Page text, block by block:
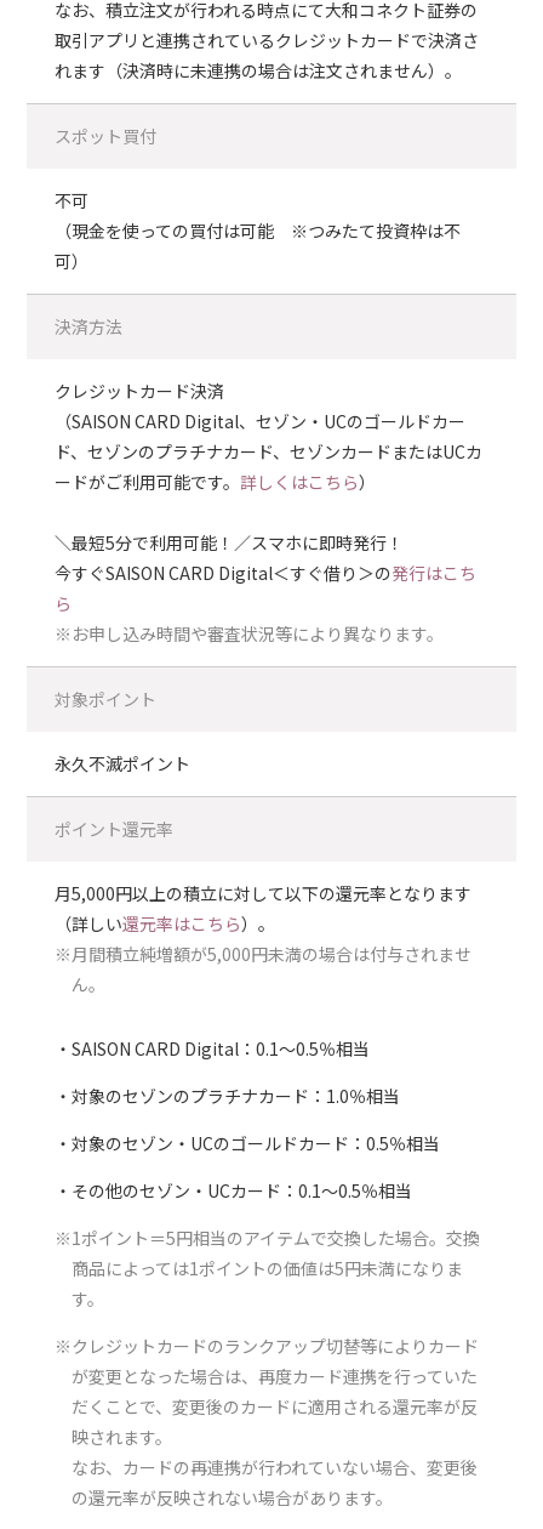
なお、積立注文が行われる時点にて大和コネクト証券の
取引アプリと連携されているクレジットカードで決済さ
れます（決済時に未連携の場合は注文されません）。
スポット買付
不可
（現金を使っての買付は可能 ※つみたて投資枠は不
可）
決済方法
クレジットカード決済
（SAISON CARD Digital、セゾン・UCのゴールドカー
ド、セゾンのプラチナカード、セゾンカードまたはUCカ
ードがご利用可能です。 詳しくはこちら）
＼最短5分で利用可能！／スマホに即時発行！
今すぐSAISON CARD Digital＜すぐ借り＞の発行はこち
ら
※お申し込み時間や審査状況等により異なります。
対象ポイント
永久不滅ポイント
ポイント還元率
月5,000円以上の積立に対して以下の還元率となります
（詳しい還元率はこちら）。
※月間積立純増額が5,000円未満の場合は付与されませ
ん。
SAISON CARD Digital：0.1～0.5％相当
対象のセゾンのプラチナカード：1.0％相当
対象のセゾン・UCのゴールドカード：0.5％相当
その他のセゾン・UCカード：0.1～0.5％相当
※1ポイント＝5円相当のアイテムで交換した場合。交換
商品によっては1ポイントの価値は5円未満になりま
す。
※クレジットカードのランクアップ切替等によりカード
が変更となった場合は、再度カード連携を行っていた
だくことで、変更後のカードに適用される還元率が反
映されます。
なお、カードの再連携が行われていない場合、変更後
の還元率が反映されない場合があります。